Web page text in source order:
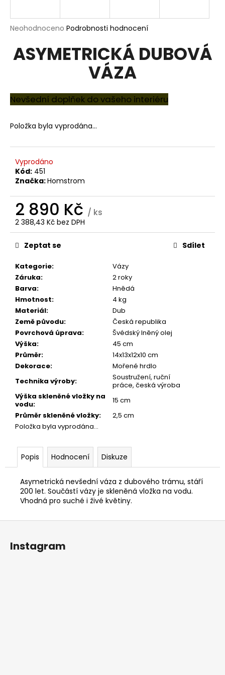
Průměrné
produktu
je
hvězdiček.
Neohodnoceno Podrobnosti hodnocení
ASYMETRICKÁ DUBOVÁ
VÁZA
Nevšední doplňek do vašeho interiéru
Položka byla vyprodána…
Vyprodáno
Kód: 451
Značka:Homstrom
2 890 Kč / ks
2 388,43 Kč bez DPH
Měrná
cena:
Kategorie:
Vázy
Záruka:
2 roky
Barva:
Hnědá
Hmotnost:
4 kg
Materiál:
Dub
Země původu:
Česká republika
Povrchová úprava:
Švédský lněný olej
Výška:
45 cm
Průměr:
14x13x12x10 cm
Dekorace:
Mořené hrdlo
Technika výroby:
Soustružení, ruční
práce, česká výroba
Výška skleněné vložky na
vodu:
15 cm
Průměr skleněné vložky:
2,5 cm
Položka byla vyprodána…
Zeptat se Sdílet
A
Popis Hodnocení Diskuze
Asymetrická nevšední váza z dubového trámu, stáří
200 let. Součástí vázy je skleněná vložka na vodu.
Vhodná pro suché i živé květiny.
j
t
?
D
o
p
o
u
č
e
m
e
DŘEVĚNÉ
PLNÍCÍ
PERO
MYSTERY
(PADOUK)
500
Kč
Původně:
800
Kč
Z
Instagram